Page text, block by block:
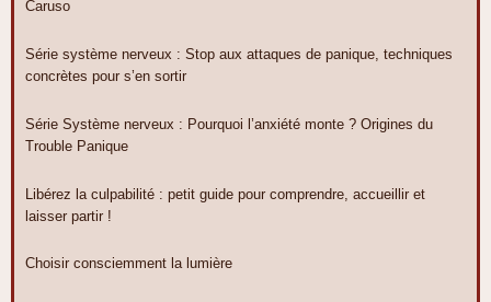
Caruso
Série système nerveux : Stop aux attaques de panique, techniques
concrètes pour s’en sortir
Série Système nerveux : Pourquoi l’anxiété monte ? Origines du
Trouble Panique
Libérez la culpabilité : petit guide pour comprendre, accueillir et
laisser partir !
Choisir consciemment la lumière